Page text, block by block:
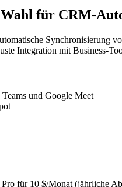
für CRM-
Synchronisierung
Integration mit Business-
und Google Meet
für 10 $/Monat (jährliche